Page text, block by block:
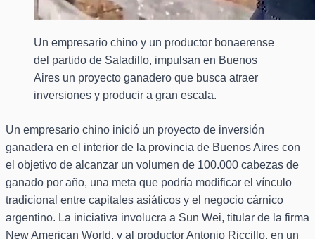
Un empresario chino y un productor bonaerense
del partido de Saladillo, impulsan en Buenos
Aires un proyecto ganadero que busca atraer
inversiones y producir a gran escala.
Un empresario chino inició un proyecto de inversión
ganadera en el interior de la provincia de Buenos Aires con
el objetivo de alcanzar un volumen de 100.000 cabezas de
ganado por año, una meta que podría modificar el vínculo
tradicional entre capitales asiáticos y el negocio cárnico
argentino. La iniciativa involucra a Sun Wei, titular de la firma
New American World, y al productor Antonio Riccillo, en un